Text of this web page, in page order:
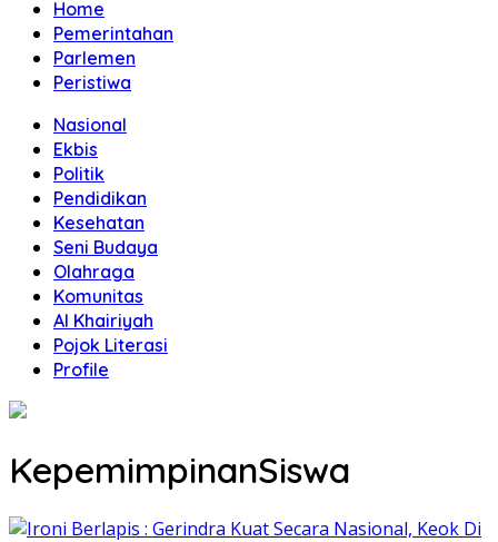
Home
Pemerintahan
Parlemen
Peristiwa
Nasional
Ekbis
Politik
Pendidikan
Kesehatan
Seni Budaya
Olahraga
Komunitas
Al Khairiyah
Pojok Literasi
Profile
KepemimpinanSiswa